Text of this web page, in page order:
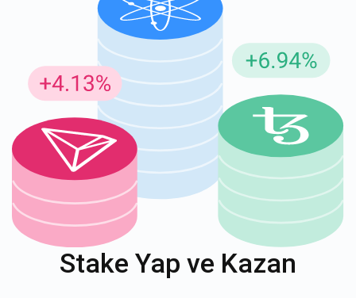
Stake Yap ve Kazan
Atomic
support@atomicwallet.io
YouTube'umuza göz atın
Güncellemeler için Abone Ol
En son proje güncellemelerini ve kripto kılavuzlarını ilk alan
siz olun